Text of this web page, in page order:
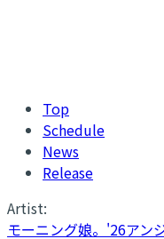
Top
Schedule
News
Release
Artist:
モーニング娘。'26アン